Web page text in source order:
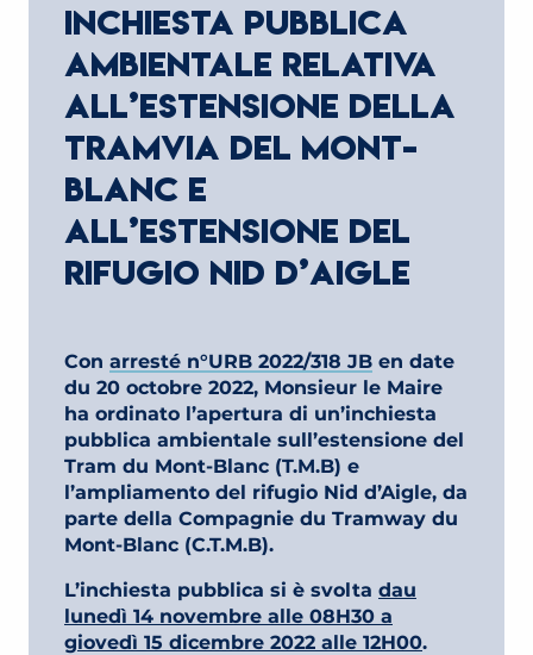
INCHIESTA PUBBLICA
AMBIENTALE RELATIVA
ALL’ESTENSIONE DELLA
TRAMVIA DEL MONT-
BLANC E
ALL’ESTENSIONE DEL
RIFUGIO NID D’AIGLE
Con arresté n°URB 2022/318 JB en date
du 20 octobre 2022, Monsieur le Maire
ha ordinato l’apertura di un’inchiesta
pubblica ambientale sull’estensione del
Tram du Mont-Blanc (T.M.B) e
l’ampliamento del rifugio Nid d’Aigle, da
parte della Compagnie du Tramway du
Mont-Blanc (C.T.M.B).
L’inchiesta pubblica si è svolta dau
lunedì 14 novembre alle 08H30 a
giovedì 15 dicembre 2022 alle 12H00.